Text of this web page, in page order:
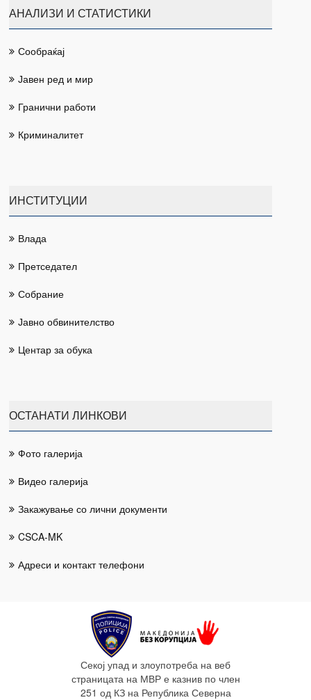
АНАЛИЗИ И СТАТИСТИКИ
Сообраќај
Јавен ред и мир
Гранични работи
Криминалитет
ИНСТИТУЦИИ
Влада
Претседател
Собрание
Јавно обвинителство
Центар за обука
ОСТАНАТИ ЛИНКОВИ
Фото галерија
Видео галерија
Закажување со лични документи
CSCA-MK
Адреси и контакт телефони
Секој упад и злоупотреба на веб
страницата на МВР е казнив по член
251 од КЗ на Република Северна